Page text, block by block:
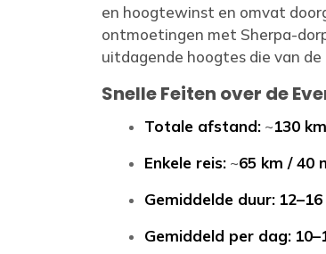
en hoogtewinst en omvat
ontmoetingen met Sherpa-
uitdagende hoogtes die van
Snelle Feiten over de
Totale afstand: ~130
Enkele reis: ~65 km / 40
Gemiddelde duur:
Gemiddeld per dag: